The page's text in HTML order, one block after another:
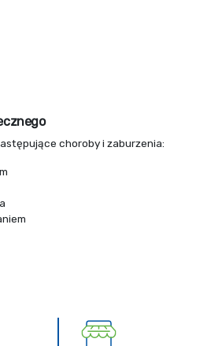
choroby i zaburzenia: